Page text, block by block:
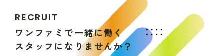
RECRUIT
ワ ン フ ァ ミ で一緒に働 く
ス タ ッ フ にな りま せんか？